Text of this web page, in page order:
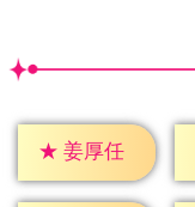
★ 姜厚任